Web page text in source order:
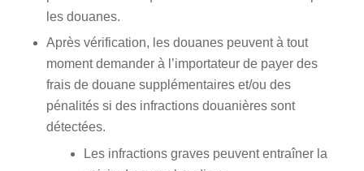
les douanes.
Après vérification, les douanes peuvent à tout
moment demander à l’importateur de payer des
frais de douane supplémentaires et/ou des
pénalités si des infractions douanières sont
détectées.
Les infractions graves peuvent entraîner la